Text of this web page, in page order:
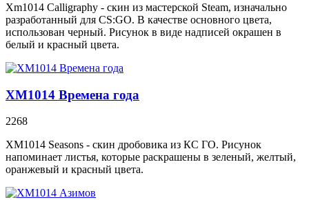
Xm1014 Calligraphy - скин из мастерской Steam, изначально
разработанный для CS:GO. В качестве основного цвета,
использован черный. Рисунок в виде надписей окрашен в
белый и красный цвета.
XM1014 Времена года
2268
XM1014 Seasons - скин дробовика из КС ГО. Рисунок
напоминает листья, которые раскрашены в зеленый, желтый,
оранжевый и красный цвета.